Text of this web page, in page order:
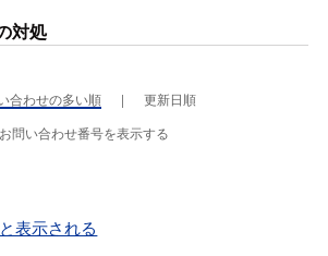
対処
合わせの多い順
更新日順
お問い合わせ番号を表示する
表示される